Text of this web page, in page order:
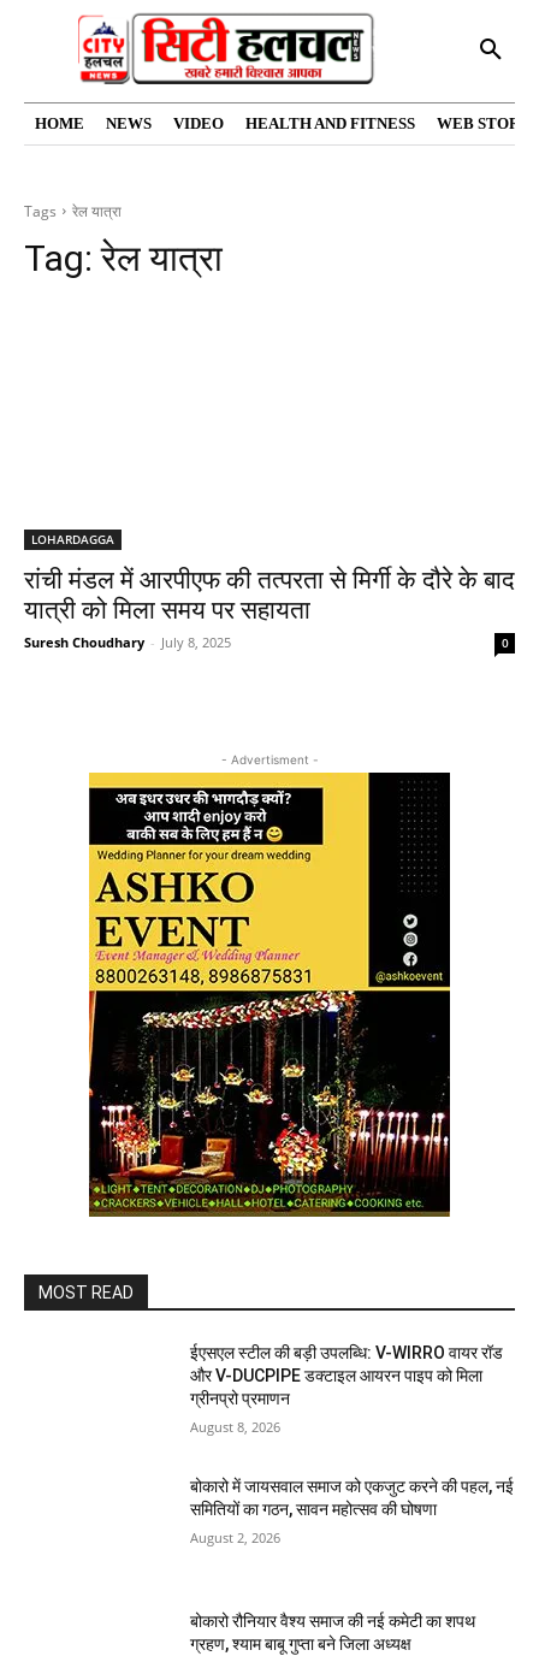
HOME NEWS VIDEO HEALTH AND FITNESS WEB
Tags रेल यात्रा
Tag:रेल यात्रा
LOHARDAGGA
रांची मंडल में आरपीएफ की तत्परता से मिर्गी के दौरे के बाद
यात्री को मिला समय पर सहायता
Suresh Choudhary - July 8, 2025 0
- Advertisment -
MOST READ
ईएसएल स्टील की बड़ी उपलब्धि: V-WIRRO वायर रॉड
और V-DUCPIPE डक्टाइल आयरन पाइप को मिला
ग्रीनप्रो प्रमाणन
August 8, 2026
बोकारो में जायसवाल समाज को एकजुट करने की पहल, नई
समितियों का गठन, सावन महोत्सव की घोषणा
August 2, 2026
बोकारो रौनियार वैश्य समाज की नई कमेटी का शपथ
ग्रहण, श्याम बाबू गुप्ता बने जिला अध्यक्ष